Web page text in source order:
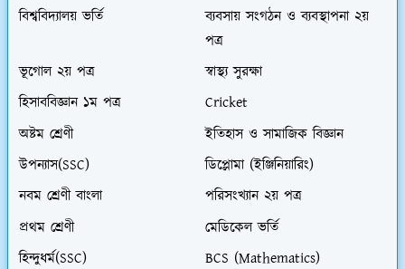
বিশ্ববিদ্যালয় ভর্তি
ব্যবসায় সংগঠন ও ব্যবস্থাপনা ২য়
পত্র
ভূগোল ২য় পত্র
স্বাস্থ্য সুরক্ষা
হিসাববিজ্ঞান ১ম পত্র
Cricket
অষ্টম শ্রেণী
ইতিহাস ও সামাজিক বিজ্ঞান
উপন্যাস(SSC)
ডিপ্লোমা (ইঞ্জিনিয়ারিং)
নবম শ্রেণী বাংলা
পরিসংখ্যান ২য় পত্র
প্রথম শ্রেণী
মেডিকেল ভর্তি
হিন্দুধর্ম(SSC)
BCS (Mathematics)